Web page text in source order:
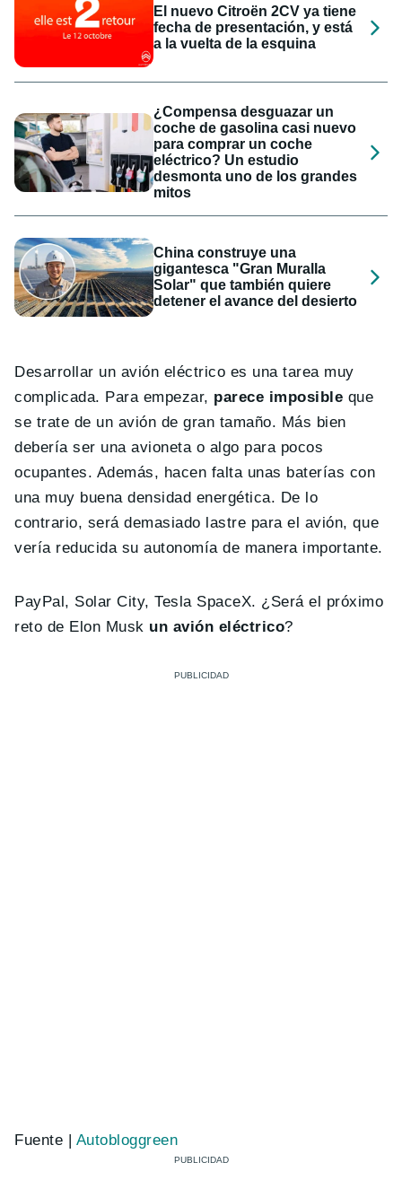
El nuevo Citroën 2CV ya tiene
fecha de presentación, y está
a la vuelta de la esquina
¿Compensa desguazar un
coche de gasolina casi nuevo
para comprar un coche
eléctrico? Un estudio
desmonta uno de los grandes
mitos
China construye una
gigantesca "Gran Muralla
Solar" que también quiere
detener el avance del desierto
Desarrollar un avión eléctrico es una tarea muy
complicada. Para empezar, parece imposible que
se trate de un avión de gran tamaño. Más bien
debería ser una avioneta o algo para pocos
ocupantes. Además, hacen falta unas baterías con
una muy buena densidad energética. De lo
contrario, será demasiado lastre para el avión, que
vería reducida su autonomía de manera importante.
PayPal, Solar City, Tesla SpaceX. ¿Será el próximo
reto de Elon Musk un avión eléctrico?
Fuente | Autobloggreen